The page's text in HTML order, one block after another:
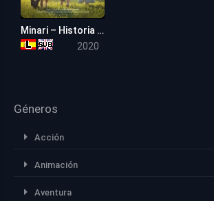
Minari – Historia de mi familia
2020
Géneros
Acción
Animación
Aventura